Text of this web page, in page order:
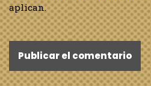
aplican.